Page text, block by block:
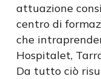
attuazione
centro di
che
Hospitalet,
Da tutto ciò